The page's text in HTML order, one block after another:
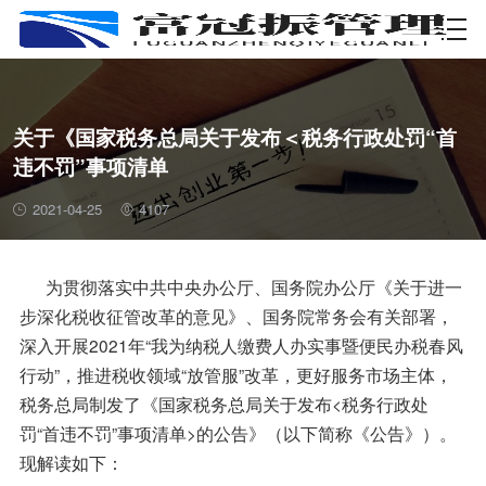
资质许可
关于《国家税务总局关于发布＜税务行政处罚“首
违不罚”事项清单
2021-04-25 4107
为贯彻落实中共中央办公厅、国务院办公厅《关于进一
步深化税收征管改革的意见》、国务院常务会有关部署，
深入开展2021年“我为纳税人缴费人办实事暨便民办税春风
行动”，推进税收领域“放管服”改革，更好服务市场主体，
税务总局制发了《国家税务总局关于发布<税务行政处
罚“首违不罚”事项清单>的公告》（以下简称《公告》）。
现解读如下：